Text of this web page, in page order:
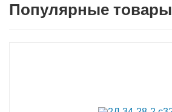
Популярные товары